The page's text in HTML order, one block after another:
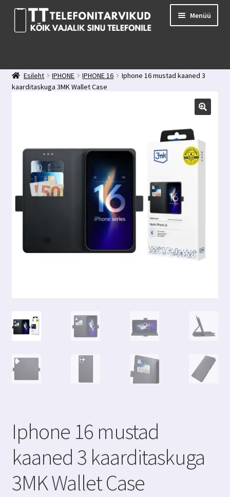
Liigu
navigeerimisele
Liigu
juurde
Menüü
Minu konto
Esileht IPHONE IPHONE 16
Iphone 16 mustad kaaned 3
kaarditaskuga 3MK Wallet Case
Iphone 16 mustad
kaaned 3 kaarditaskuga
3MK Wallet Case